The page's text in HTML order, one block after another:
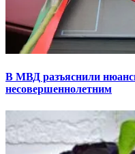
В МВД разъяснили
несовершеннолетним